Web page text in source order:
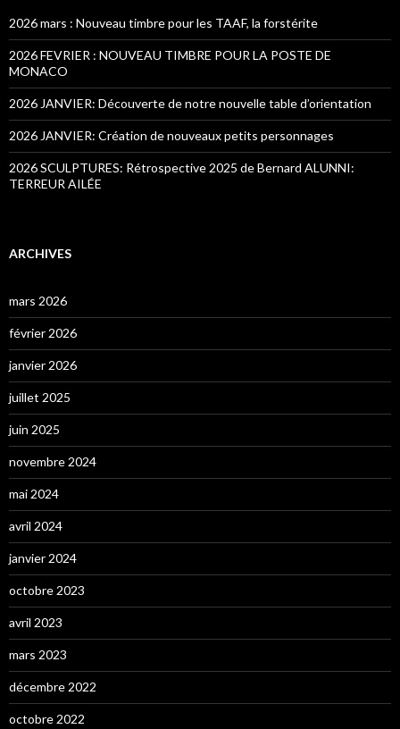
2026 mars : Nouveau timbre pour les TAAF, la forstérite
2026 FEVRIER : NOUVEAU TIMBRE POUR LA POSTE DE
MONACO
2026 JANVIER: Découverte de notre nouvelle table d’orientation
2026 JANVIER: Création de nouveaux petits personnages
2026 SCULPTURES: Rétrospective 2025 de Bernard ALUNNI:
TERREUR AILÉE
ARCHIVES
mars 2026
février 2026
janvier 2026
juillet 2025
juin 2025
novembre 2024
mai 2024
avril 2024
janvier 2024
octobre 2023
avril 2023
mars 2023
décembre 2022
octobre 2022